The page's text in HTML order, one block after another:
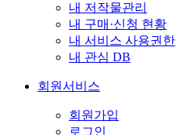
내 저작물관리
내 구매·신청 현황
내 서비스 사용권한
내 관심 DB
회원서비스
회원가입
로그인